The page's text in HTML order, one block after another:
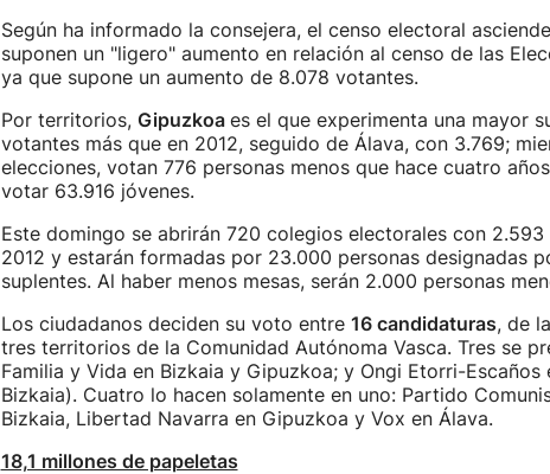
Según ha informado la consejera, el censo electoral
suponen un "ligero" aumento en relación al censo de las
ya que supone un aumento de 8.078 votantes.
Por territorios, Gipuzkoa es el que experimenta una mayor
votantes más que en 2012, seguido de Álava, con 3.769;
elecciones, votan 776 personas menos que hace cuatro
votar 63.916 jóvenes.
Este domingo se abrirán 720 colegios electorales con 2.593
2012 y estarán formadas por 23.000 personas designadas
suplentes. Al haber menos mesas, serán 2.000 personas
Los ciudadanos deciden su voto entre 16 candidaturas, de
tres territorios de la Comunidad Autónoma Vasca. Tres se
Familia y Vida en Bizkaia y Gipuzkoa; y Ongi Etorri-Escaños
Bizkaia). Cuatro lo hacen solamente en uno: Partido
Bizkaia, Libertad Navarra en Gipuzkoa y Vox en Álava.
18,1 millones de papeletas